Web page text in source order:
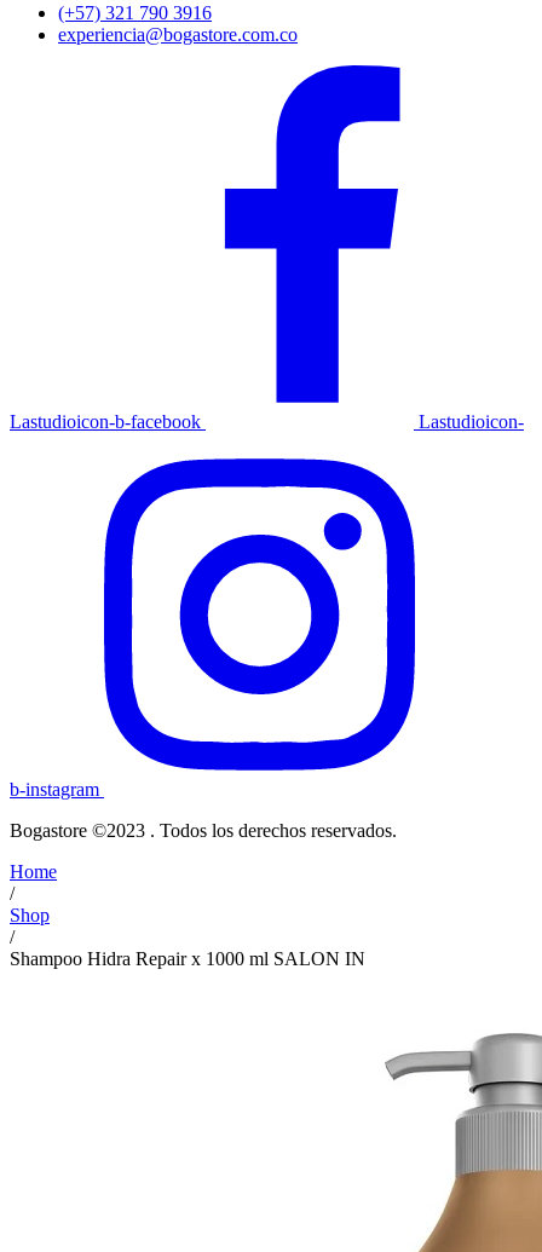
(+57) 321 790 3916
experiencia@bogastore.com.co
Lastudioicon-b-facebook Lastudioicon-
b-instagram
Bogastore ©2023 . Todos los derechos reservados.
Home
/
Shop
/
Shampoo Hidra Repair x 1000 ml SALON IN